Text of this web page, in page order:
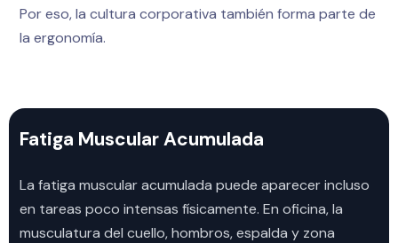
Por eso, la cultura corporativa también forma parte de
la ergonomía.
Fatiga Muscular Acumulada
La fatiga muscular acumulada puede aparecer incluso
en tareas poco intensas físicamente. En oficina, la
musculatura del cuello, hombros, espalda y zona